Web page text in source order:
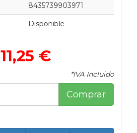
8435739903971
Disponible
11,25 €
*IVA Incluido
Comprar